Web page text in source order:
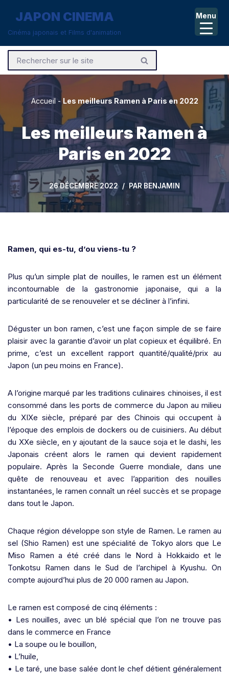
Aller
contenu
JAPON CINEMA
Cinéma japonais et Films d'animation
Accueil -Les meilleurs Ramen à Paris en 2022
Les meilleurs Ramen à
Paris en 2022
26 DÉCEMBRE 2022 PAR BENJAMIN
Ramen, qui es-tu, d’ou viens-tu ?
Plus qu’un simple plat de nouilles, le ramen est un élément
incontournable de la gastronomie japonaise, qui a la
particularité de se renouveler et se décliner à l’infini.
Déguster un bon ramen, c’est une façon simple de se faire
plaisir avec la garantie d’avoir un plat copieux et équilibré. En
prime, c’est un excellent rapport quantité/qualité/prix au
Japon (un peu moins en France).
A l’origine marqué par les traditions culinaires chinoises, il est
consommé dans les ports de commerce du Japon au milieu
du XIXe siècle, préparé par des Chinois qui occupent à
l’époque des emplois de dockers ou de cuisiniers. Au début
du XXe siècle, en y ajoutant de la sauce soja et le dashi, les
Japonais créent alors le ramen qui devient rapidement
populaire. Après la Seconde Guerre mondiale, dans une
quête de renouveau et avec l’apparition des nouilles
instantanées, le ramen connaît un réel succès et se propage
dans tout le Japon.
Chaque région développe son style de Ramen. Le ramen au
sel (Shio Ramen) est une spécialité de Tokyo alors que Le
Miso Ramen a été créé dans le Nord à Hokkaido et le
Tonkotsu Ramen dans le Sud de l’archipel à Kyushu. On
compte aujourd’hui plus de 20 000 ramen au Japon.
Le ramen est composé de cinq éléments :
• Les nouilles, avec un blé spécial que l’on ne trouve pas
dans le commerce en France
• La soupe ou le bouillon,
• L’huile,
• Le taré, une base salée dont le chef détient généralement
Menu